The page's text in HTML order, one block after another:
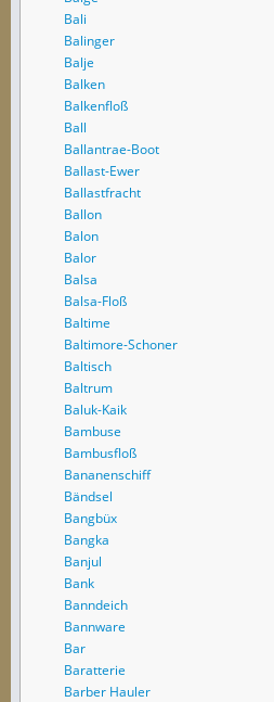
Bali
Balinger
Balje
Balken
Balkenfloß
Ball
Ballantrae-Boot
Ballast-Ewer
Ballastfracht
Ballon
Balon
Balor
Balsa
Balsa-Floß
Baltime
Baltimore-Schoner
Baltisch
Baltrum
Baluk-Kaik
Bambuse
Bambusfloß
Bananenschiff
Bändsel
Bangbüx
Bangka
Banjul
Bank
Banndeich
Bannware
Bar
Baratterie
Barber Hauler